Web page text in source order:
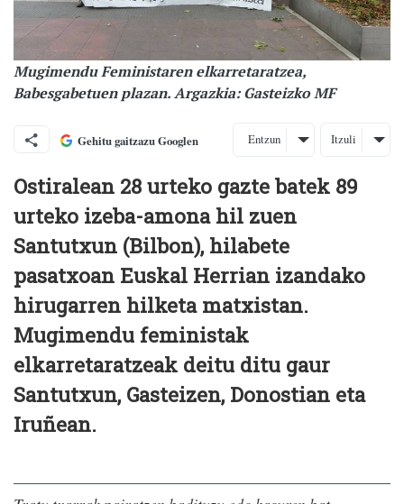
Mugimendu Feministaren elkarretaratzea,
Babesgabetuen plazan. Argazkia: Gasteizko MF
Gehitu gaitzazu Googlen Entzun Itzuli
Ostiralean 28 urteko gazte batek 89
urteko izeba-amona hil zuen
Santutxun (Bilbon), hilabete
pasatxoan Euskal Herrian izandako
hirugarren hilketa matxistan.
Mugimendu feministak
elkarretaratzeak deitu ditu gaur
Santutxun, Gasteizen, Donostian eta
Iruñean.